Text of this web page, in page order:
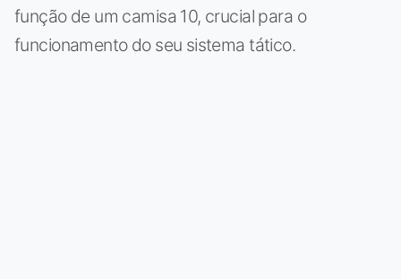
função de um camisa 10, crucial para o
funcionamento do seu sistema tático.